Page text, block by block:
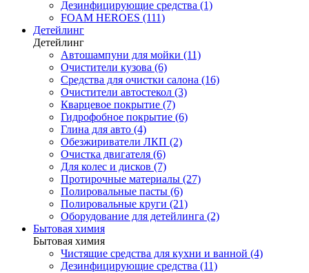
Дезинфицирующие средства (1)
FOAM HEROES (111)
Детейлинг
Детейлинг
Автошампуни для мойки (11)
Очистители кузова (6)
Средства для очистки салона (16)
Очистители автостекол (3)
Кварцевое покрытие (7)
Гидрофобное покрытие (6)
Глина для авто (4)
Обезжириватели ЛКП (2)
Очистка двигателя (6)
Для колес и дисков (7)
Протирочные материалы (27)
Полировальные пасты (6)
Полировальные круги (21)
Оборудование для детейлинга (2)
Бытовая химия
Бытовая химия
Чистящие средства для кухни и ванной (4)
Дезинфицирующие средства (11)